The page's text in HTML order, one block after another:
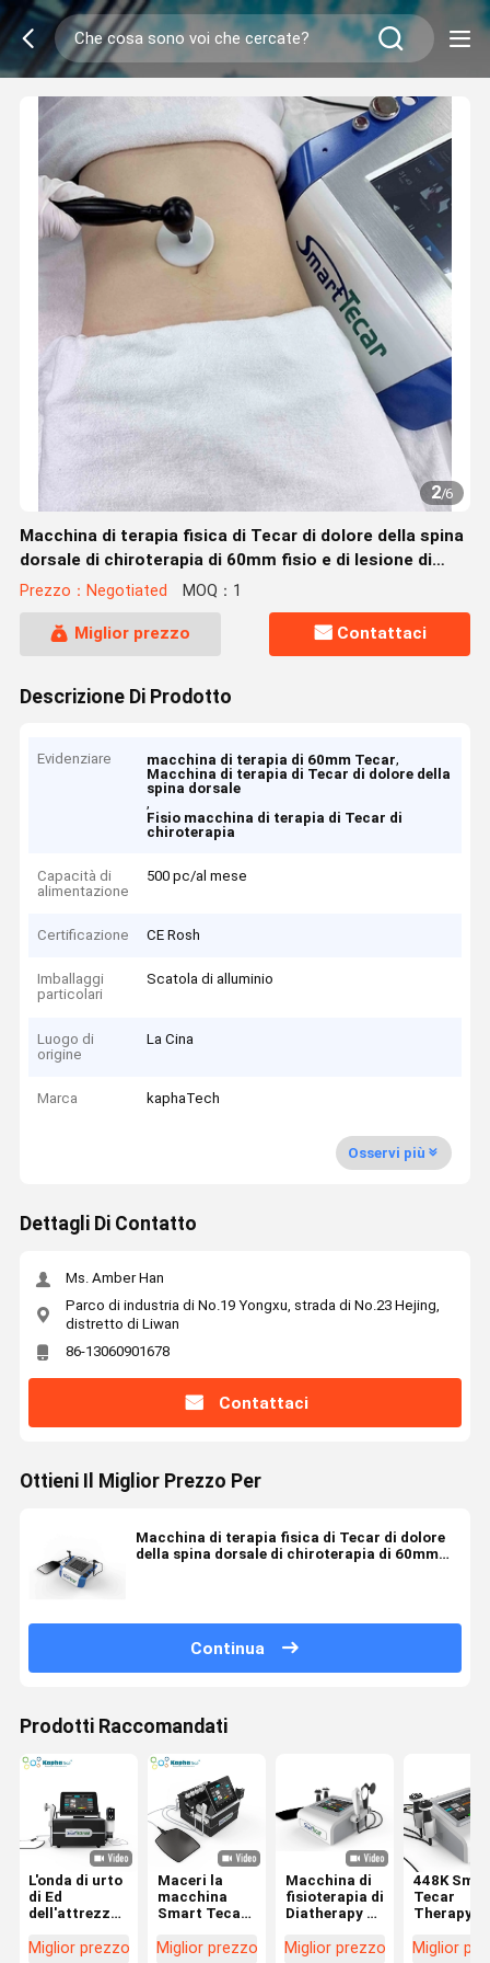
2/6
Macchina di terapia fisica di Tecar di dolore della spina
dorsale di chiroterapia di 60mm fisio e di lesione di
sport
Prezzo：Negotiated MOQ：1
Miglior prezzo Contattaci
Descrizione Di Prodotto
Evidenziare macchina di terapia di 60mm Tecar,
Macchina di terapia di Tecar di dolore della
spina dorsale
,
Fisio macchina di terapia di Tecar di
chiroterapia
Capacità di
alimentazione
500 pc/al mese
Certificazione CE Rosh
Imballaggi
particolari
Scatola di alluminio
Luogo di
origine
La Cina
Marca kaphaTech
Osservi più
Dettagli Di Contatto
Ms. Amber Han
Parco di industria di No.19 Yongxu, strada di No.23 Hejing,
distretto di Liwan
86-13060901678
Contattaci
Ottieni Il Miglior Prezzo Per
Macchina di terapia fisica di Tecar di dolore
della spina dorsale di chiroterapia di 60mm
Continua
Prodotti Raccomandati
L'onda di urto
di Ed
dell'attrezzatura
diatermia di
Miglior prezzo
Maceri la
macchina
Smart Tecar
sollievo dal
Miglior prezzo
Macchina di
fisioterapia di
Diatherapy di
Tecar con
Miglior prezzo
448K
Tecar
Therapy
Diatermia
Miglior